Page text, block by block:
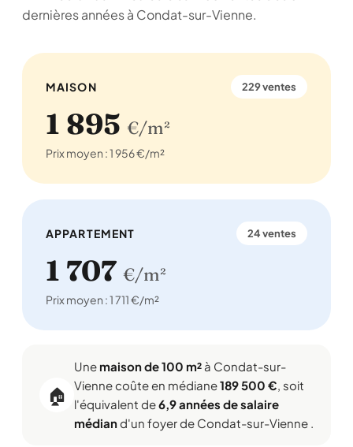
dernières années à Condat-sur-Vienne.
MAISON 229 ventes
1 895 €/m²
Prix moyen : 1 956 €/m²
APPARTEMENT 24 ventes
1 707 €/m²
Prix moyen : 1 711 €/m²
🏠
Une maison de 100 m² à Condat-sur-
Vienne coûte en médiane189 500 €, soit
l'équivalent de6,9 années de salaire
médiand'un foyer de Condat-sur-Vienne .